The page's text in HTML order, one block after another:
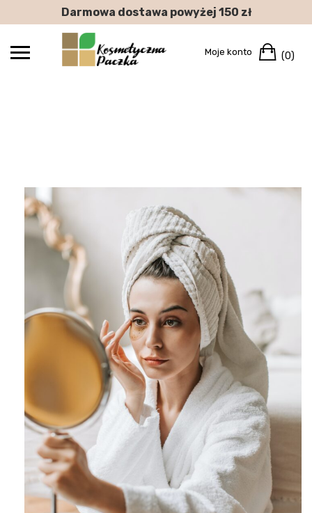
to
Darmowa dostawa powyżej 150 zł
Moje konto (0)